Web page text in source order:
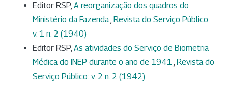
Editor RSP, A reorganização dos quadros do
Ministério da Fazenda, Revista do Serviço Público:
v. 1 n. 2 (1940)
Editor RSP, As atividades do Serviço de Biometria
Médica do INEP durante o ano de 1941 , Revista do
Serviço Público: v. 2 n. 2 (1942)